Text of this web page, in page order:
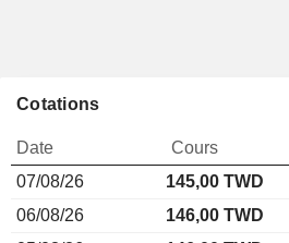
Cotations
Date Cours
07/08/26
145,00 TWD
06/08/26
146,00 TWD